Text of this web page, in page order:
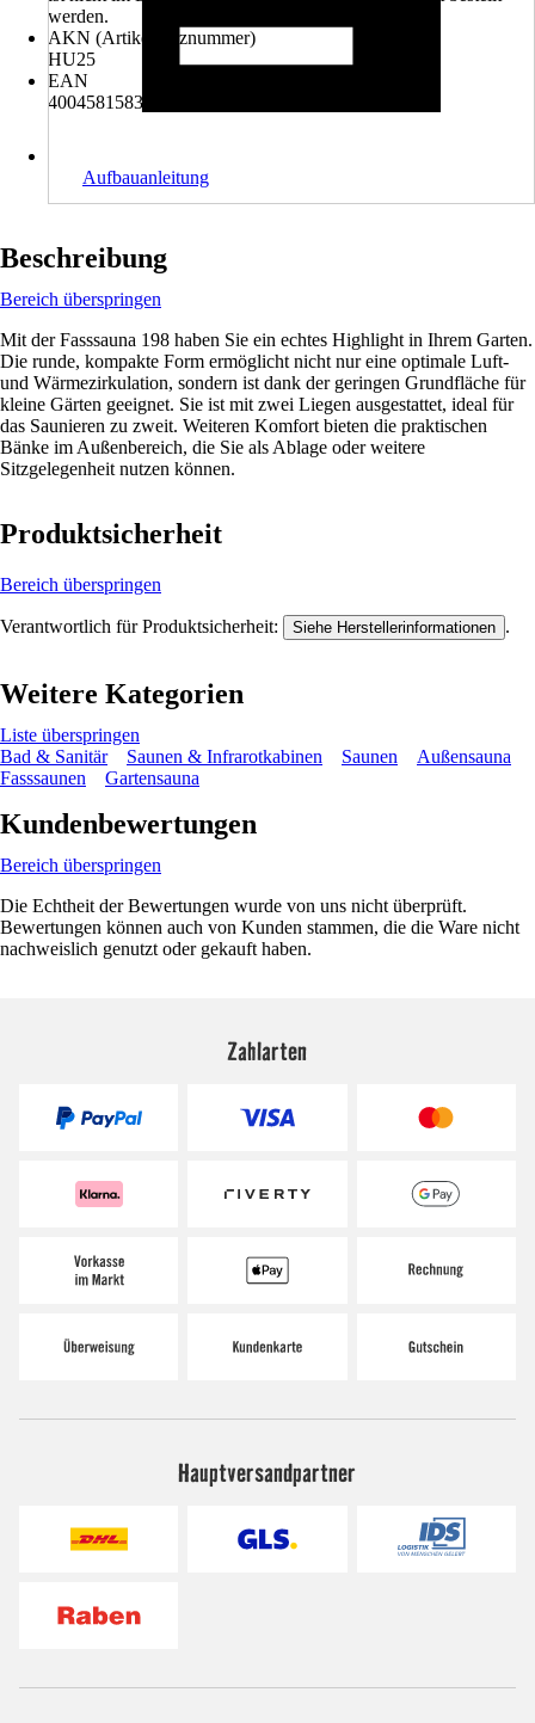
werden.
AKN (Artikelkurznummer)
HU25
EAN
4004581583224
Aufbauanleitung
Beschreibung
Bereich überspringen
Mit der Fasssauna 198 haben Sie ein echtes Highlight in Ihrem Garten.
Die runde, kompakte Form ermöglicht nicht nur eine optimale Luft-
und Wärmezirkulation, sondern ist dank der geringen Grundfläche für
kleine Gärten geeignet. Sie ist mit zwei Liegen ausgestattet, ideal für
das Saunieren zu zweit. Weiteren Komfort bieten die praktischen
Bänke im Außenbereich, die Sie als Ablage oder weitere
Sitzgelegenheit nutzen können.
Produktsicherheit
Bereich überspringen
Verantwortlich für Produktsicherheit: Siehe Herstellerinformationen .
Weitere Kategorien
Liste überspringen
Bad & Sanitär
Saunen & Infrarotkabinen Saunen
Außensauna
Fasssaunen
Gartensauna
Kundenbewertungen
Bereich überspringen
Die Echtheit der Bewertungen wurde von uns nicht überprüft.
Bewertungen können auch von Kunden stammen, die die Ware nicht
nachweislich genutzt oder gekauft haben.
Zahlarten
Hauptversandpartner